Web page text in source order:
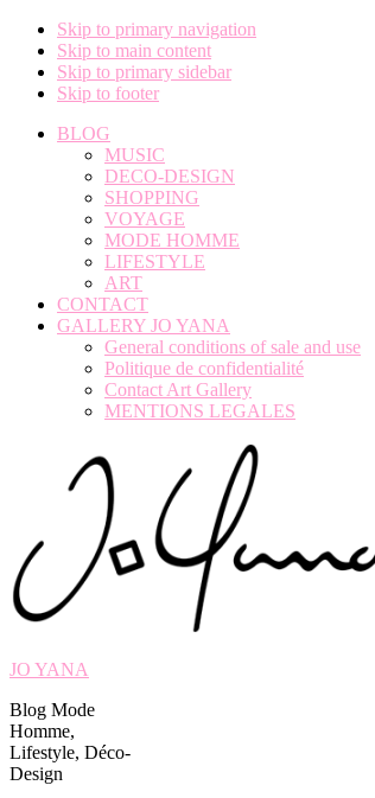
Skip to primary navigation
Skip to main content
Skip to primary sidebar
Skip to footer
BLOG
MUSIC
DECO-DESIGN
SHOPPING
VOYAGE
MODE HOMME
LIFESTYLE
ART
CONTACT
GALLERY JO YANA
General conditions of sale and use
Politique de confidentialité
Contact Art Gallery
MENTIONS LEGALES
JO YANA
Blog Mode
Homme,
Lifestyle, Déco-
Design